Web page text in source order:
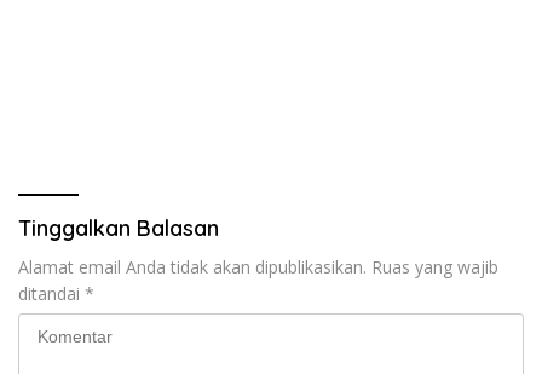
Tinggalkan Balasan
Alamat email Anda tidak akan dipublikasikan. Ruas yang wajib
ditandai *